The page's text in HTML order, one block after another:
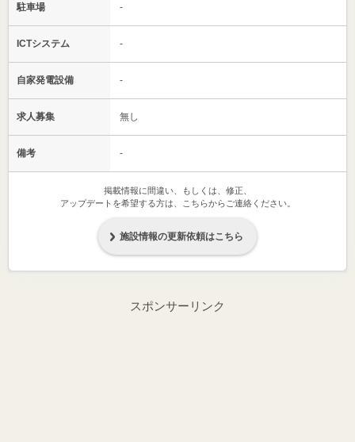
駐車場 -
ICTシステム -
自家発電設備 -
求人募集 無し
備考 -
掲載情報に間違い、もしくは、修正、
アップデートを希望する方は、こちらからご連絡ください。
施設情報の更新依頼はこちら
スポンサーリンク